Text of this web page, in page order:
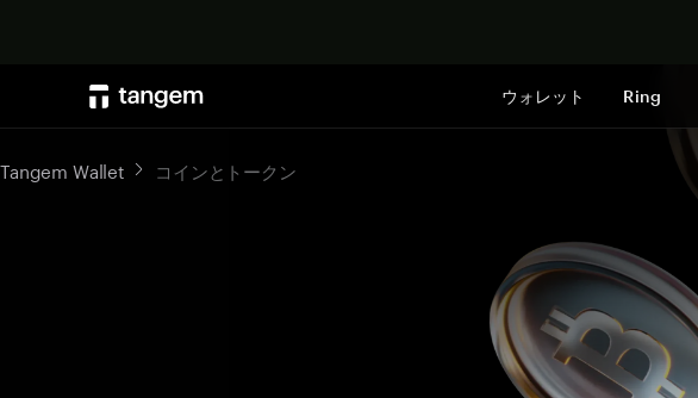
ウォレット Ring
Tangem Wallet コインとトークン